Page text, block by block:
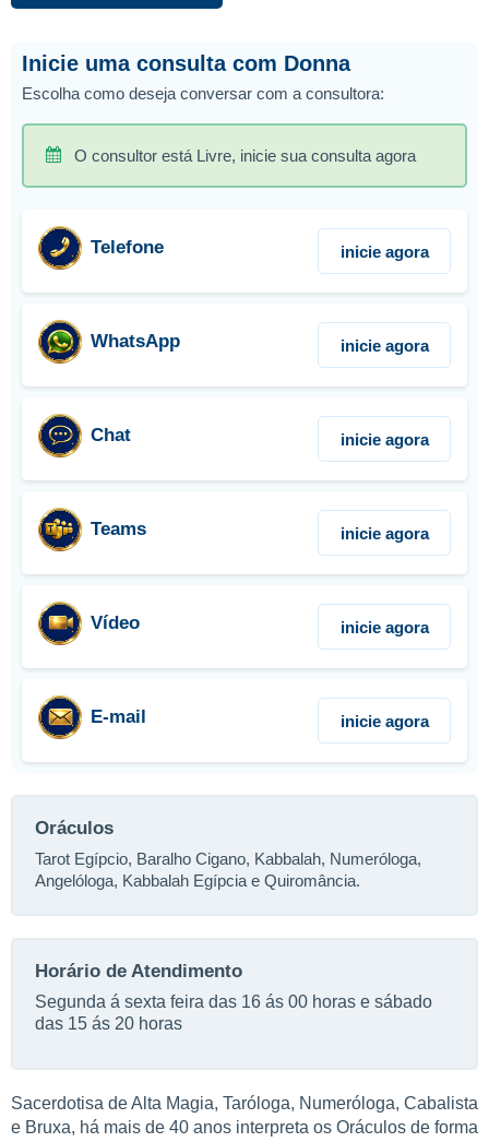
Inicie uma consulta com Donna
Escolha como deseja conversar com a consultora:
O consultor está Livre, inicie sua consulta agora
Telefone inicie agora
WhatsApp inicie agora
Chat inicie agora
Teams inicie agora
Vídeo inicie agora
E-mail inicie agora
Oráculos
Tarot Egípcio, Baralho Cigano, Kabbalah, Numeróloga,
Angelóloga, Kabbalah Egípcia e Quiromância.
Horário de Atendimento
Segunda á sexta feira das 16 ás 00 horas e sábado
das 15 ás 20 horas
Sacerdotisa de Alta Magia, Taróloga, Numeróloga, Cabalista
e Bruxa, há mais de 40 anos interpreta os Oráculos de forma